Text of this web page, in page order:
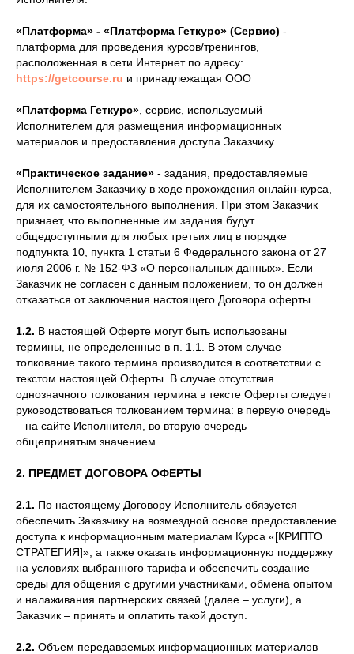
«Платформа» - «Платформа Геткурс» (Сервис) -
платформа для проведения курсов/тренингов,
расположенная в сети Интернет по адресу:
https://getcourse.ru и принадлежащая ООО
«Платформа Геткурс» , сервис, используемый
Исполнителем для размещения информационных
материалов и предоставления доступа Заказчику.
«Практическое задание» - задания, предоставляемые
Исполнителем Заказчику в ходе прохождения онлайн-курса,
для их самостоятельного выполнения. При этом Заказчик
признает, что выполненные им задания будут
общедоступными для любых третьих лиц в порядке
подпункта 10, пункта 1 статьи 6 Федерального закона от 27
июля 2006 г. № 152-ФЗ «О персональных данных». Если
Заказчик не согласен с данным положением, то он должен
отказаться от заключения настоящего Договора оферты.
1.2. В настоящей Оферте могут быть использованы
термины, не определенные в п. 1.1. В этом случае
толкование такого термина производится в соответствии с
текстом настоящей Оферты. В случае отсутствия
однозначного толкования термина в тексте Оферты следует
руководствоваться толкованием термина: в первую очередь
– на сайте Исполнителя, во вторую очередь –
общепринятым значением.
2. ПРЕДМЕТ ДОГОВОРА ОФЕРТЫ
2.1. По настоящему Договору Исполнитель обязуется
обеспечить Заказчику на возмездной основе предоставление
доступа к информационным материалам Курса «[КРИПТО
СТРАТЕГИЯ]», а также оказать информационную поддержку
на условиях выбранного тарифа и обеспечить создание
среды для общения с другими участниками, обмена опытом
и налаживания партнерских связей (далее – услуги), а
Заказчик – принять и оплатить такой доступ.
2.2. Объем передаваемых информационных материалов